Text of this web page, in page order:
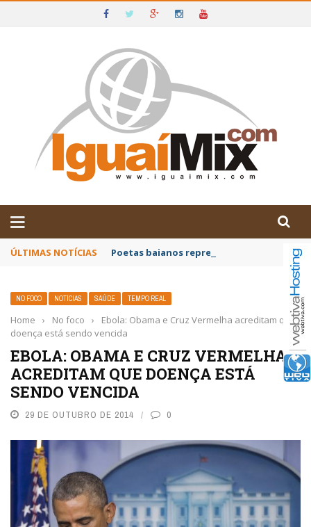
IGUAÍ E SUDOESTE DA BAHIA
ÚLTIMAS NOTÍCIAS Poetas baianos representam o Brasil no
NO FOCO NOTÍCIAS SAÚDE TEMPO REAL
Home › No foco ›
Ebola: Obama e Cruz Vermelha acreditam que
doença está sendo vencida
EBOLA: OBAMA E CRUZ VERMELHA
ACREDITAM QUE DOENÇA ESTÁ
SENDO VENCIDA
29 DE OUTUBRO DE 2014 0